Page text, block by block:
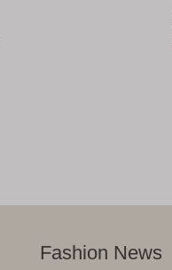
Fashion News